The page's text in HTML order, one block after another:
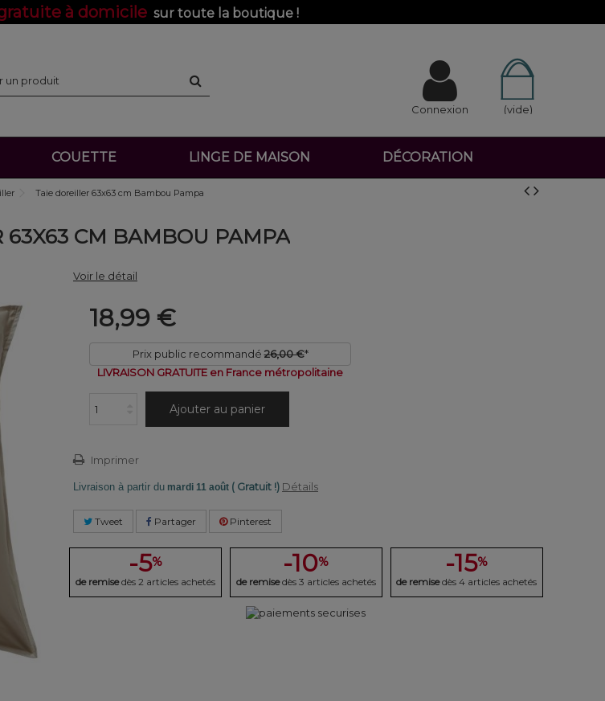
à domicile sur toute la boutique !
(vide)
Connexion
COUETTE LINGE DE MAISON DÉCORATION
Taie doreiller 63x63 cm Bambou Pampa
63X63 CM BAMBOU PAMPA
Voir le détail
18,99 €
Prix public recommandé 26,00 €*
LIVRAISON GRATUITE en France métropolitaine
Ajouter au panier
Imprimer
Livraison à partir du mardi 11 août ( Gratuit !) Détails
Tweet Partager Pinterest
-5%
de remise dès 2 articles achetés
-10%
de remise dès 3 articles achetés
-15%
de remise dès 4 articles achetés